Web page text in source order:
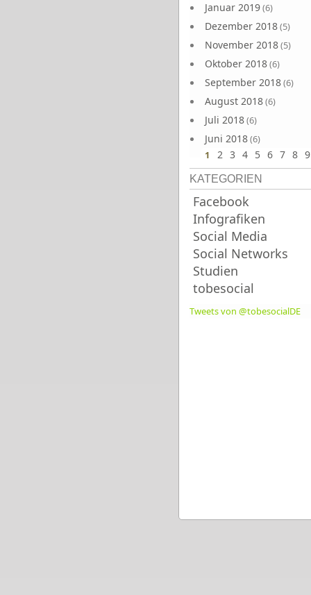
Januar 2019(6)
Dezember 2018(5)
November 2018(5)
Oktober 2018(6)
September 2018(6)
August 2018(6)
Juli 2018(6)
Juni 2018(6)
1 2 3 4 5 6 7 8 9
KATEGORIEN
Facebook
Infografiken
Social Media
Social Networks
Studien
tobesocial
Tweets von @tobesocialDE